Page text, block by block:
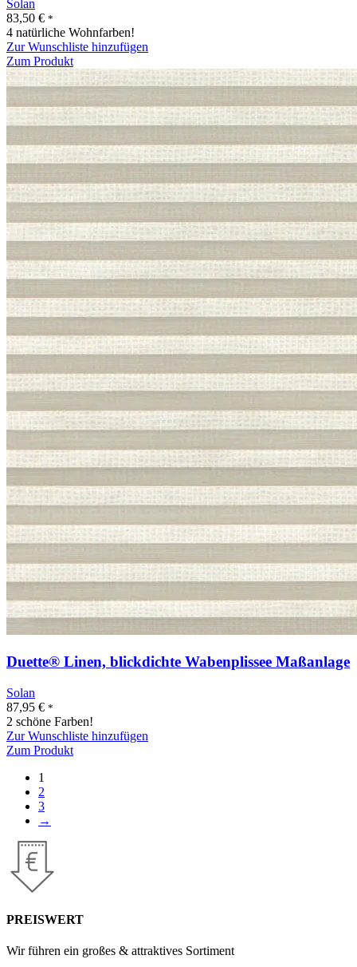
Solan
83,50 € *
4 natürliche Wohnfarben!
Zur Wunschliste hinzufügen
Zum Produkt
Duette® Linen, blickdichte Wabenplissee Maßanlage
Solan
87,95 € *
2 schöne Farben!
Zur Wunschliste hinzufügen
Zum Produkt
1
2
3
→
PREISWERT
Wir führen ein großes & attraktives Sortiment